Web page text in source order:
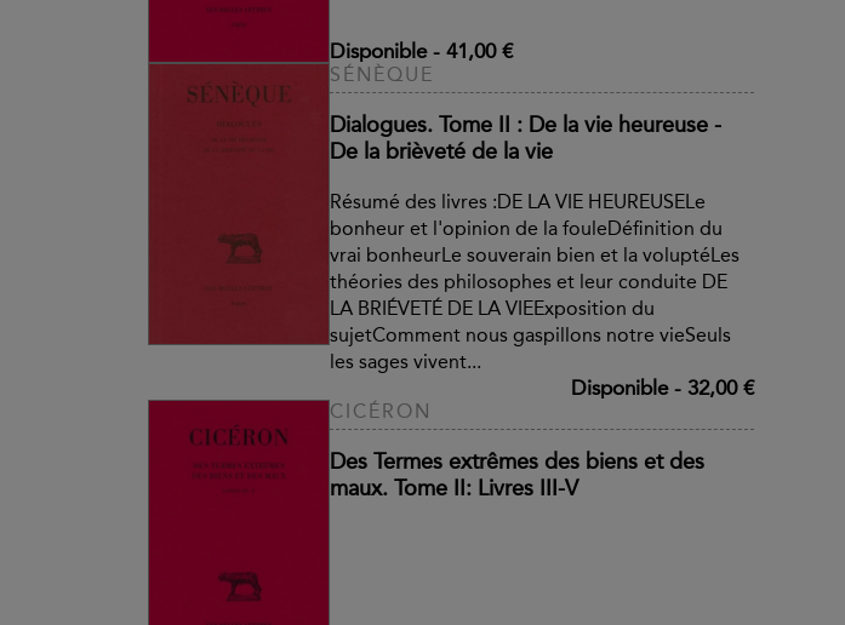
Disponible- 41,00 €
SÉNÈQUE
Dialogues. Tome II : De la vie heureuse -
De la brièveté de la vie
Résumé des livres :DE LA VIE HEUREUSELe
bonheur et l'opinion de la fouleDéfinition du
vrai bonheurLe souverain bien et la voluptéLes
théories des philosophes et leur conduite DE
LA BRIÉVETÉ DE LA VIEExposition du
sujetComment nous gaspillons notre vieSeuls
les sages vivent...
Disponible- 32,00 €
CICÉRON
Des Termes extrêmes des biens et des
maux. Tome II: Livres III-V